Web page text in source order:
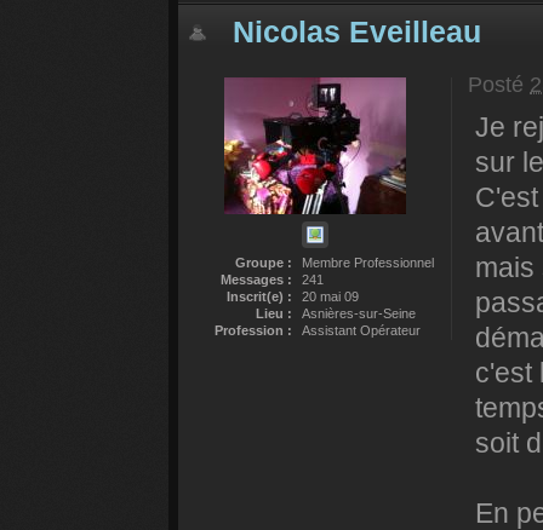
Nicolas Eveilleau
Groupe :
Membre Professionnel
Messages :
241
Inscrit(e) :
20 mai 09
Lieu :
Asnières-sur-Seine
Profession :
Assistant Opérateur
Posté
Je
sur
mais
c'est
soit
En